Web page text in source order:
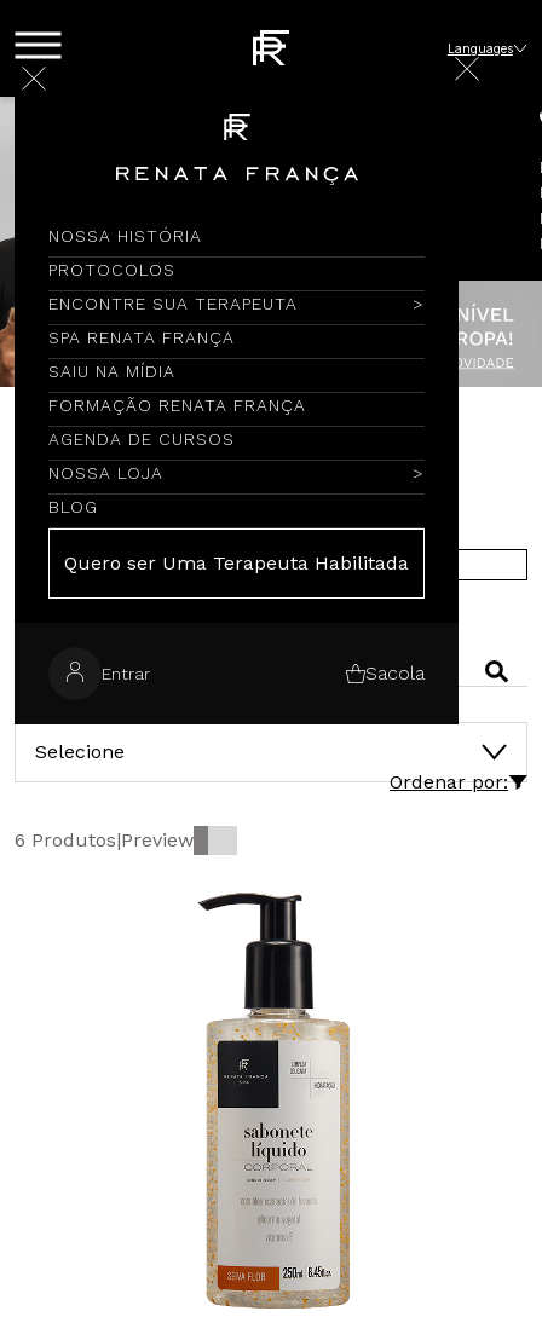
NOSSA HISTÓRIA
PROTOCOLOS
ENCONTRE SUA TERAPEUTA
SPA RENATA FRANÇA
SAIU NA MÍDIA
FORMAÇÃO RENATA FRANÇA
AGENDA DE CURSOS
NOSSA LOJA
BLOG
Quero ser Uma Terapeuta Habilitada
Entrar Sacola
Languages
Encontre por Nome
COMPRE NA EUROPA
Selecione
Ordenar por:
6 Produtos|Preview